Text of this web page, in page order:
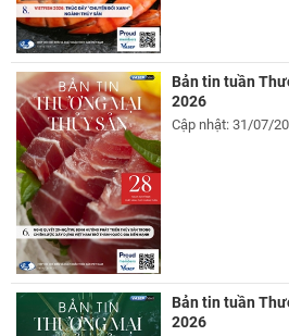
Bản tin tuần
2026
Cập nhật: 31/07/
Bản tin tuần
2026